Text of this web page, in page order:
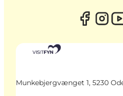
Munkebjergvænget 1, 5230